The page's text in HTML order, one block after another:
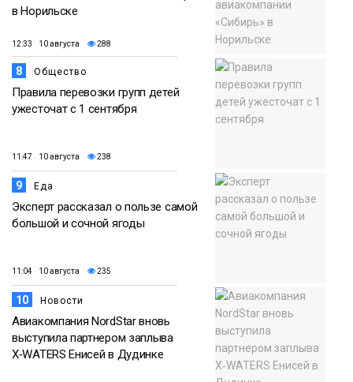
в Норильске
12:33 10 августа 288
8 Общество
Правила перевозки групп детей
ужесточат с 1 сентября
11:47 10 августа 238
9 Еда
Эксперт рассказал о пользе самой
большой и сочной ягоды
11:04 10 августа 235
10 Новости
Авиакомпания NordStar вновь
выступила партнером заплыва
X‑WATERS Енисей в Дудинке